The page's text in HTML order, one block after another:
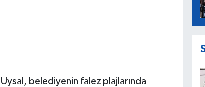
belediyenin falez plajlarında